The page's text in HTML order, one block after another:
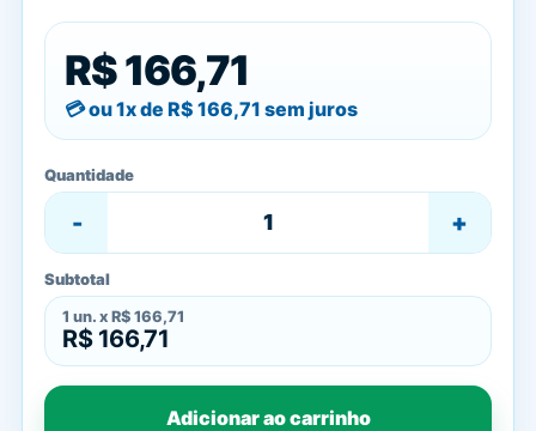
R$ 166,71
ou 1x de R$ 166,71 sem juros
Quantidade
- +
Subtotal
1 un. x R$ 166,71
R$ 166,71
Adicionar ao carrinho